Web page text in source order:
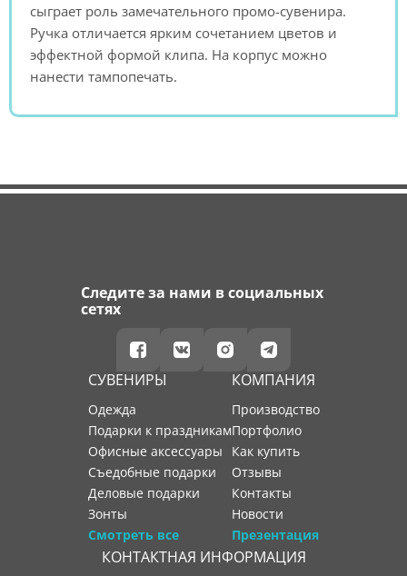
сыграет роль замечательного промо-сувенира.
Ручка отличается ярким сочетанием цветов и
эффектной формой клипа. На корпус можно
нанести тампопечать.
Следите за нами в социальных
сетях
СУВЕНИРЫ
Одежда
Подарки к праздникам
Офисные аксессуары
Съедобные подарки
Деловые подарки
Зонты
Смотреть все
КОМПАНИЯ
производство
портфолио
как купить
отзывы
контакты
новости
Презентация
КОНТАКТНАЯ ИНФОРМАЦИЯ